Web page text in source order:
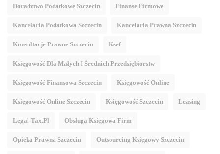
Doradztwo Podatkowe Szczecin Finanse Firmowe
Kancelaria Podatkowa Szczecin Kancelaria Prawna Szczecin
Konsultacje Prawne Szczecin Ksef
Księgowość Dla Małych I Średnich Przedsiębiorstw
Księgowość Finansowa Szczecin Księgowość Online
Księgowość Online Szczecin Księgowość Szczecin Leasing
Legal-Tax.pl Obsługa Księgowa Firm
Opieka Prawna Szczecin Outsourcing Księgowy Szczecin